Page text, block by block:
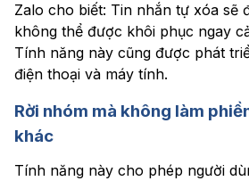
Zalo cho biết: Tin nhắn tự xóa sẽ
không thể được khôi phục ngay
Tính năng này cũng được phát
điện thoại và máy tính.
Rời nhóm mà không làm
khác
Tính năng này cho phép người